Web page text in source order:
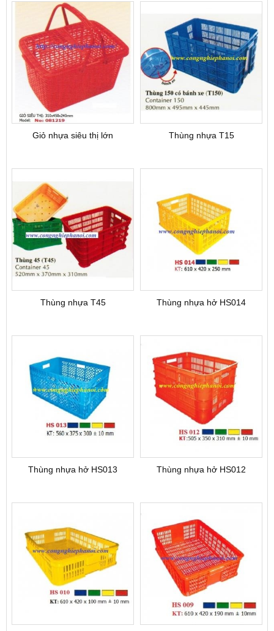
Giỏ nhựa siêu thị lớn Thùng nhựa T15
Thùng nhựa T45 Thùng nhựa hở HS014
Thùng nhựa hở HS013 Thùng nhựa hở HS012